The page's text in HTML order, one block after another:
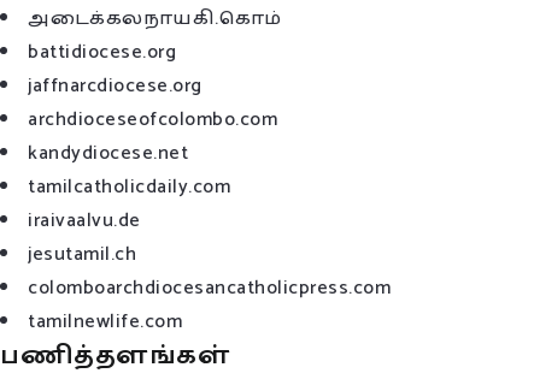
அடைக்கலநாயகி.கொம்
battidiocese.org
jaffnarcdiocese.org
archdioceseofcolombo.com
kandydiocese.net
tamilcatholicdaily.com
iraivaalvu.de
jesutamil.ch
colomboarchdiocesancatholicpress.com
tamilnewlife.com
பணித்தளங்கள்